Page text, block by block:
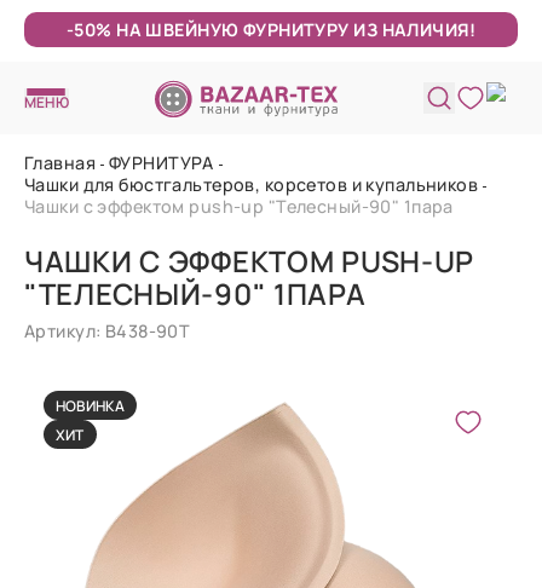
-50% НА ШВЕЙНУЮ ФУРНИТУРУ ИЗ НАЛИЧИЯ!
МЕНЮ
Главная
ФУРНИТУРА
Чашки для бюстгальтеров, корсетов и купальников
Чашки с эффектом push-up "Телесный-90" 1пара
ЧАШКИ С ЭФФЕКТОМ PUSH-UP
"ТЕЛЕСНЫЙ-90" 1ПАРА
Артикул: В438-90Т
НОВИНКА
ХИТ